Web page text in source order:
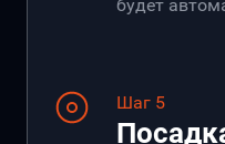
будет
Шаг 5